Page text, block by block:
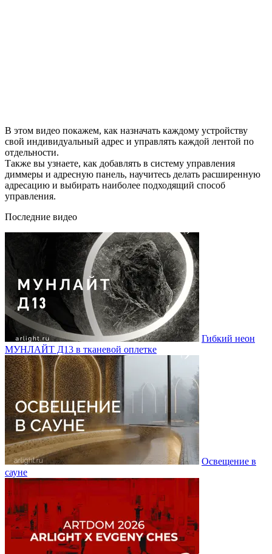
В этом видео покажем, как назначать каждому устройству
свой индивидуальный адрес и управлять каждой лентой по
отдельности.
Также вы узнаете, как добавлять в систему управления
диммеры и адресную панель, научитесь делать расширенную
адресацию и выбирать наиболее подходящий способ
управления.
Последние видео
Гибкий неон
МУНЛАЙТ Д13 в тканевой оплетке
Освещение в
сауне